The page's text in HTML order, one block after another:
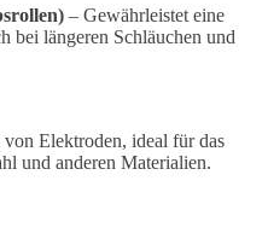
– Gewährleistet eine
bei längeren Schläuchen und
Elektroden, ideal für das
und anderen Materialien.